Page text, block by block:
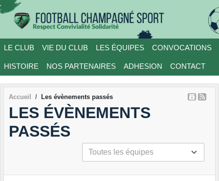
LE CLUB VIE DU CLUB LES ÉQUIPES CONVOCATIONS
HISTOIRE NOS PARTENAIRES ADHESION CONTACT
Accueil Les évènements passés
LES ÉVÈNEMENTS
PASSÉS
Panneau de gestion des cookies